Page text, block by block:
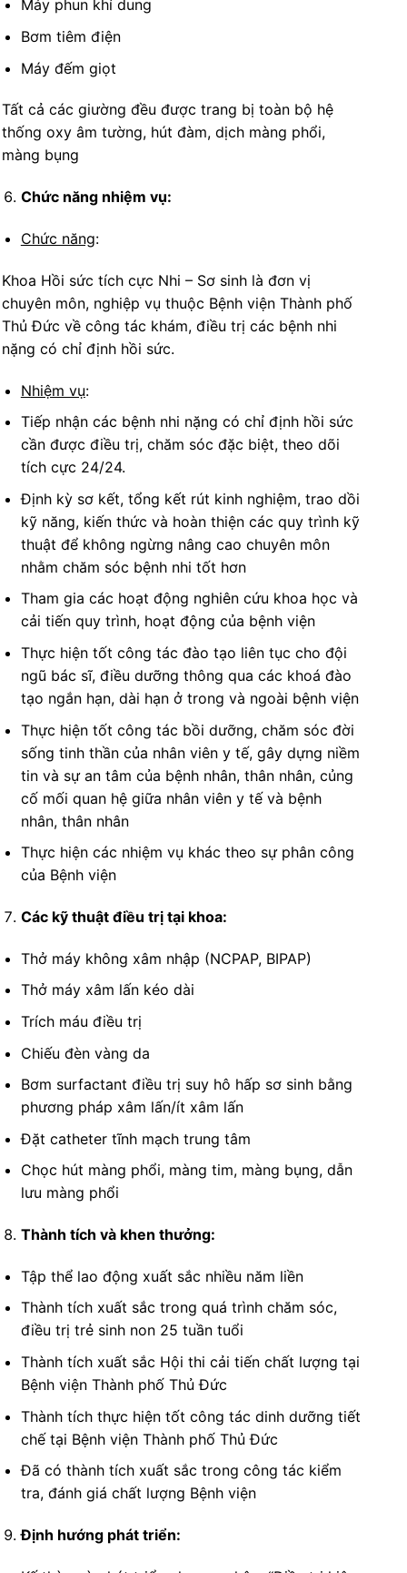
Máy phun khí dung
Bơm tiêm điện
Máy đếm giọt
Tất cả các giường đều được trang bị toàn bộ hệ
thống oxy âm tường, hút đàm, dịch màng phổi,
màng bụng
Chức năng nhiệm vụ:
Chức năng:
Khoa Hồi sức tích cực Nhi – Sơ sinh là đơn vị
chuyên môn, nghiệp vụ thuộc Bệnh viện Thành phố
Thủ Đức về công tác khám, điều trị các bệnh nhi
nặng có chỉ định hồi sức.
Nhiệm vụ:
Tiếp nhận các bệnh nhi nặng có chỉ định hồi sức
cần được điều trị, chăm sóc đặc biệt, theo dõi
tích cực 24/24.
Định kỳ sơ kết, tổng kết rút kinh nghiệm, trao dồi
kỹ năng, kiến thức và hoàn thiện các quy trình kỹ
thuật để không ngừng nâng cao chuyên môn
nhằm chăm sóc bệnh nhi tốt hơn
Tham gia các hoạt động nghiên cứu khoa học và
cải tiến quy trình, hoạt động của bệnh viện
Thực hiện tốt công tác đào tạo liên tục cho đội
ngũ bác sĩ, điều dưỡng thông qua các khoá đào
tạo ngắn hạn, dài hạn ở trong và ngoài bệnh viện
Thực hiện tốt công tác bồi dưỡng, chăm sóc đời
sống tinh thần của nhân viên y tế, gây dựng niềm
tin và sự an tâm của bệnh nhân, thân nhân, củng
cố mối quan hệ giữa nhân viên y tế và bệnh
nhân, thân nhân
Thực hiện các nhiệm vụ khác theo sự phân công
của Bệnh viện
Các kỹ thuật điều trị tại khoa:
Thở máy không xâm nhập (NCPAP, BIPAP)
Thở máy xâm lấn kéo dài
Trích máu điều trị
Chiếu đèn vàng da
Bơm surfactant điều trị suy hô hấp sơ sinh bằng
phương pháp xâm lấn/ít xâm lấn
Đặt catheter tĩnh mạch trung tâm
Chọc hút màng phổi, màng tim, màng bụng, dẫn
lưu màng phổi
Thành tích và khen thưởng:
Tập thể lao động xuất sắc nhiều năm liền
Thành tích xuất sắc trong quá trình chăm sóc,
điều trị trẻ sinh non 25 tuần tuổi
Thành tích xuất sắc Hội thi cải tiến chất lượng tại
Bệnh viện Thành phố Thủ Đức
Thành tích thực hiện tốt công tác dinh dưỡng tiết
chế tại Bệnh viện Thành phố Thủ Đức
Đã có thành tích xuất sắc trong công tác kiểm
tra, đánh giá chất lượng Bệnh viện
Định hướng phát triển: